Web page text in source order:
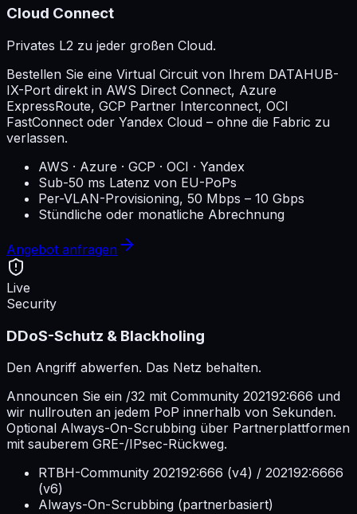
Cloud Connect
Privates L2 zu jeder großen Cloud.
Bestellen Sie eine Virtual Circuit von Ihrem DATAHUB-
IX-Port direkt in AWS Direct Connect, Azure
ExpressRoute, GCP Partner Interconnect, OCI
FastConnect oder Yandex Cloud – ohne die Fabric zu
verlassen.
AWS · Azure · GCP · OCI · Yandex
Sub-50 ms Latenz von EU-PoPs
Per-VLAN-Provisioning, 50 Mbps – 10 Gbps
Stündliche oder monatliche Abrechnung
Angebot anfragen
Live
Security
DDoS-Schutz & Blackholing
Den Angriff abwerfen. Das Netz behalten.
Announcen Sie ein /32 mit Community 202192:666 und
wir nullrouten an jedem PoP innerhalb von Sekunden.
Optional Always-On-Scrubbing über Partnerplattformen
mit sauberem GRE-/IPsec-Rückweg.
RTBH-Community 202192:666 (v4) / 202192:6666
(v6)
Always-On-Scrubbing (partnerbasiert)